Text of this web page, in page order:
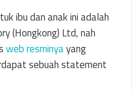
ibu dan anak ini adalah
(Hongkong) Ltd, nah
web resminyayang
sebuah statement